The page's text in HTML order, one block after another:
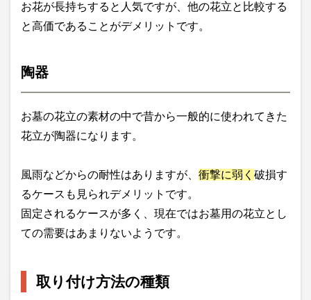
お花が長持ちすると人気ですが、他の花立と比較する
と高価であることがデメリットです。
陶器
お墓の花立の素材の中で昔から一般的に使われてきた
花立が陶器になります。
風雨などからの耐性はありますが、 衝撃に弱く 破損す
るケースも見られデメリットです。
固定されるケースが多く、現在ではお墓用の花立とし
ての需要はあまりないようです。
取り付け方法の種類